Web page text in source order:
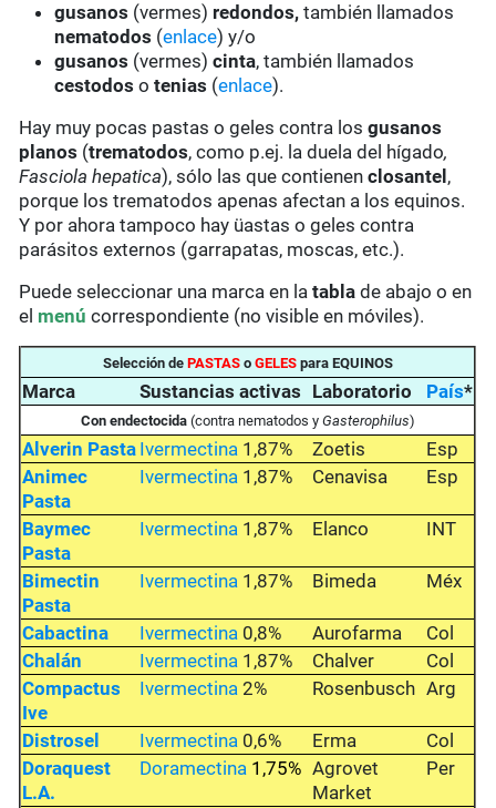
gusanos (vermes) redondos,también llamados
nematodos (enlace) y/o
gusanos (vermes)cinta, también llamados
cestodos otenias (enlace).
Hay muy pocas pastas o geles contra losgusanos
planos (trematodos, como p.ej. la duela del hígado,
Fasciola hepatica), sólo las que contienenclosantel ,
porque los trematodos apenas afectan a los equinos.
Y por ahora tampoco hay üastas o geles contra
parásitos externos (garrapatas, moscas, etc.).
Puede seleccionar una marca en latabla de abajo o en
el menú correspondiente (no visible en móviles).
Selección de PASTASo GELESpara EQUINOS
Marca Sustancias activas Laboratorio País*
Con endectocida(contra nematodos y Gasterophilus)
Alverin Pasta Ivermectina 1,87% Zoetis
Esp
Animec
Pasta
Ivermectina 1,87% Cenavisa Esp
Baymec
Pasta
Ivermectina 1,87% Elanco INT
Bimectin
Pasta
Ivermectina 1,87% Bimeda Méx
Cabactina Ivermectina 0,8% Aurofarma
Col
Chalán
Ivermectina 1,87% Chalver
Col
Compactus
Ive
Ivermectina 2% Rosenbusch Arg
Distrosel Ivermectina 0,6% Erma
Col
Doraquest
L.A.
Doramectina 1,75% Agrovet
Market
Per